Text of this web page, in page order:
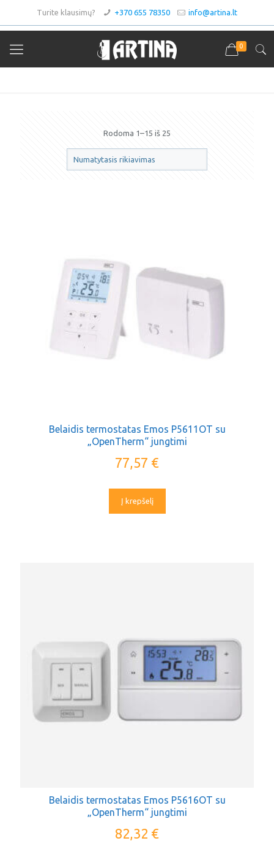
Turite klausimų? +370 655 78350 info@artina.lt
0
Termostatai
Rodoma 1–15 iš 25
Belaidis termostatas Emos P5611OT su
„OpenTherm“ jungtimi
77,57 €
Į krepšelį
Belaidis termostatas Emos P5616OT su
„OpenTherm“ jungtimi
82,32 €